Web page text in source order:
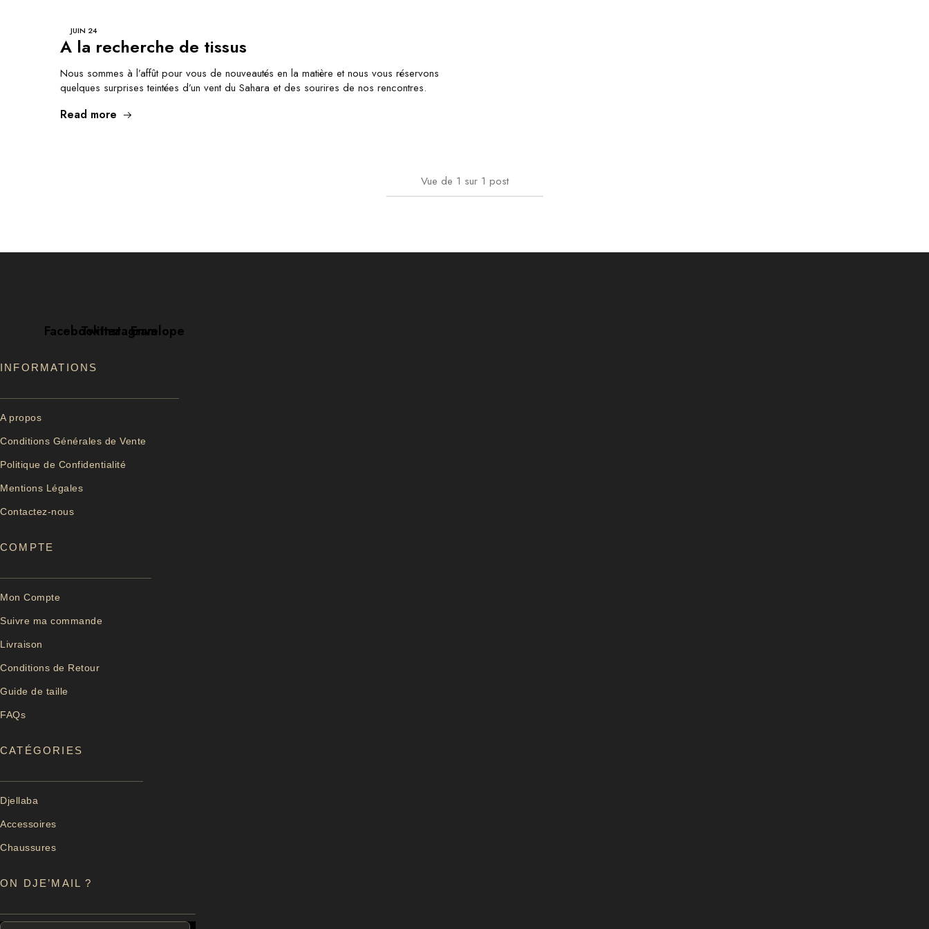
JUIN 24
À la recherche de tissus
Nous sommes à l’affût pour vous de nouveautés en la matière et nous vous réservons
quelques surprises teintées d’un vent du Sahara et des sourires de nos rencontres.
Read more
Vue de 1 sur 1 post
FacebookTwitterInstagramEnvelope
INFORMATIONS
A propos
Conditions Générales de Vente
Politique de Confidentialité
Mentions Légales
Contactez-nous
COMPTE
Mon Compte
Suivre ma commande
Livraison
Conditions de Retour
Guide de taille
FAQs
CATÉGORIES
Djellaba
Accessoires
Chaussures
ON DJE’MAIL ?